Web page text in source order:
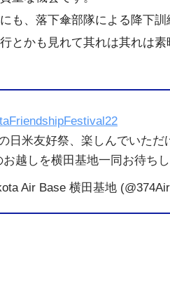
も、落下傘部隊による降下
とかも見れて其れは其れは
日米友好祭、楽しんでいただ
お越しを横田基地一同お待ち
Air Base 横田基地